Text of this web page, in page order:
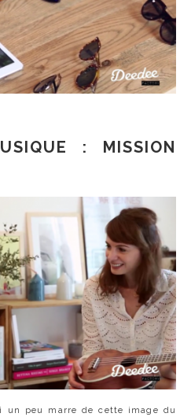
: MISSION
un peu marre de cette image du